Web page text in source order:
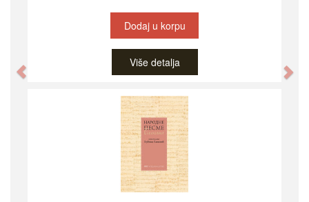
Dodaj u korpu
Više detalja